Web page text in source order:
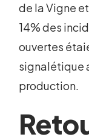
de la Vigne
14% des
ouvertes
signalétique
production.